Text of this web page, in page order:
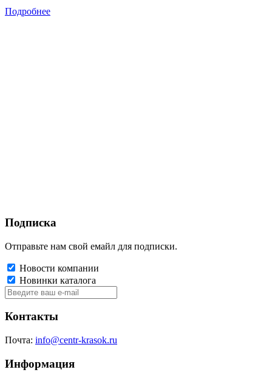
Подробнее
Подписка
Отправьте нам свой емайл для подписки.
Новости компании
Новинки каталога
Контакты
Почта: info@centr-krasok.ru
Информация